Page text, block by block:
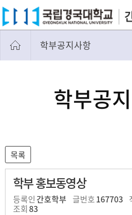
학부공지사항
간호뉴스학부공
학부 홍보동영상
등록인 간호학부 글번호167703
조회83